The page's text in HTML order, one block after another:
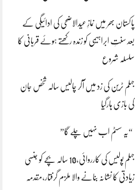
پاکستان بھر میں نمازِ عیدالاضحی کی ادائیگی کے
بعد سنتِ ابراہیمی کو زندہ رکھتے ہوئے قربانی کا
سلسلہ شروع
جہلم ٹرین کی زد میں آکر چالیس سالہ شخص جان
کی بازی ہارگیا
“یہ سسٹم اب نہیں چلے گا”
جہلم پولیس کی کارروائی،10 سالہ بچے کو جنسی
زیادتی کا نشانہ بنانے والا ملزم گرفتار،مقدمہ